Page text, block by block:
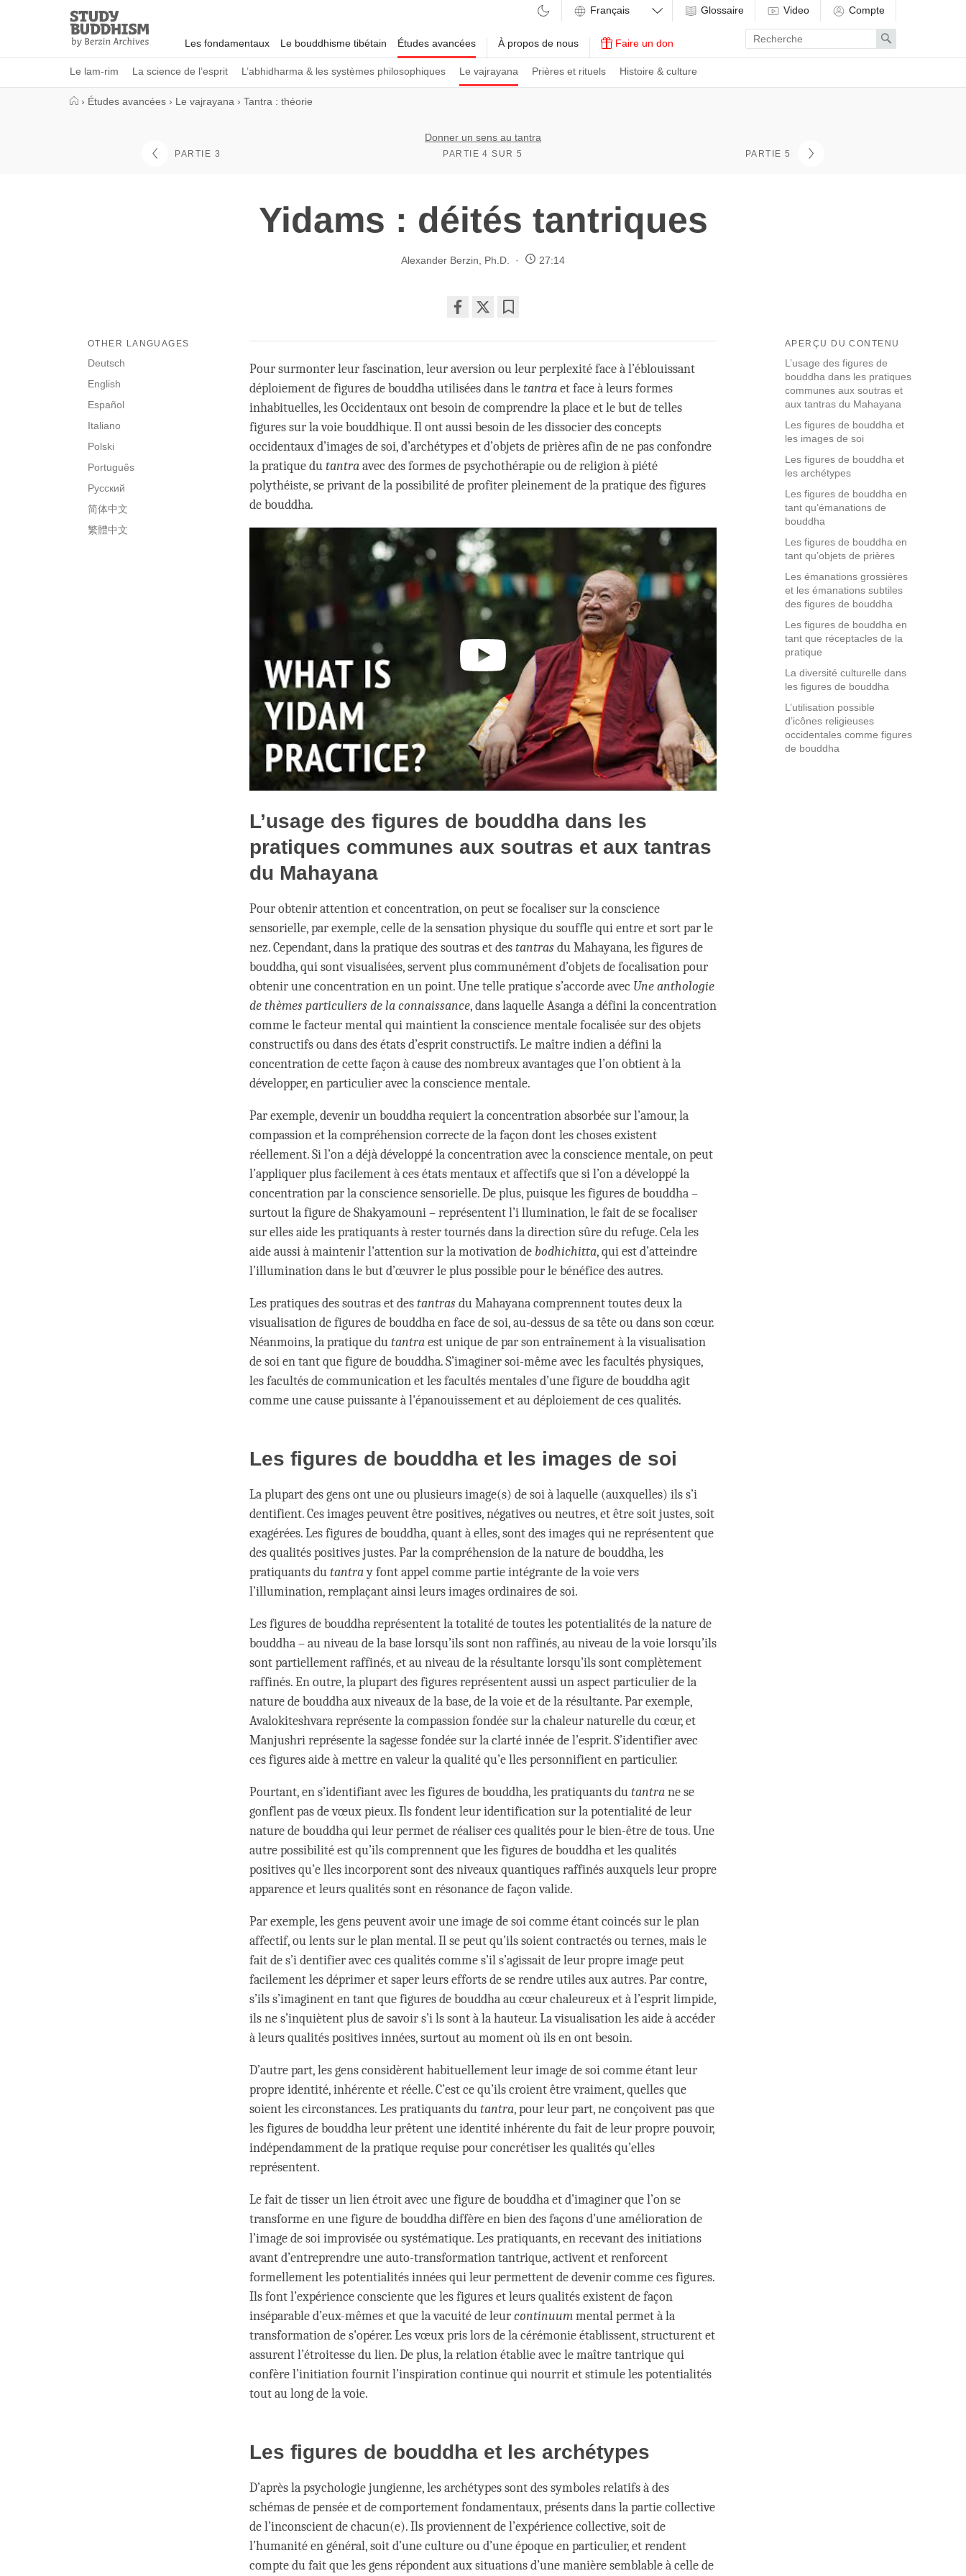
Study
Buddhism
Home
Les fondamentaux Le bouddhisme tibétain Études avancées
Le lam-rim La science de l’esprit L’abhidharma & les systèmes philosophiques Le vajrayana Prières et rituels Histoire & culture
À propos de nous Faire un don
Glossaire Video Compte
Enter
search
term
Search
› Études avancées › Le vajrayana › Tantra : théorie
PARTIE 3
Donner un sens au tantra
PARTIE 4 SUR 5 PARTIE 5
Yidams : déités tantriques
Alexander Berzin, Ph.D. 27:14
on
facebook
APERÇU DU CONTENU
L’usage des figures de
bouddha dans les pratiques
communes aux soutras et
aux tantras du Mahayana
Les figures de bouddha et
les images de soi
Les figures de bouddha et
les archétypes
Les figures de bouddha en
tant qu’émanations de
bouddha
Les figures de bouddha en
tant qu’objets de prières
Les émanations grossières
et les émanations subtiles
des figures de bouddha
Les figures de bouddha en
tant que réceptacles de la
pratique
La diversité culturelle dans
les figures de bouddha
L’utilisation possible
d’icônes religieuses
occidentales comme figures
de bouddha
OTHER LANGUAGES
Deutsch
English
Español
Italiano
Polski
Português
Русский
简体中文
繁體中文
Pour surmonter leur fascination, leur aversion ou leur perplexité face à l’éblouissant
déploiement de figures de bouddha utilisées dans letantraet face à leurs formes
inhabituelles, les Occidentaux ont besoin de comprendre la place et le but de telles
figures sur la voie bouddhique. Il ont aussi besoin de les dissocier des concepts
occidentaux d’images de soi, d’archétypes et d’objets de prières afin de ne pas confondre
la pratique dutantraavec des formes de psychothérapie ou de religion à piété
polythéiste, se privant de la possibilité de profiter pleinement de la pratique des figures
de bouddha.
L’usage des figures de bouddha dans les
pratiques communes aux soutras et aux tantras
du Mahayana
Pour obtenir attention et concentration, on peut se focaliser sur la conscience
sensorielle, par exemple, celle de la sensation physique du souffle qui entre et sort par le
nez. Cependant, dans la pratique des soutras et destantrasdu Mahayana, les figures de
bouddha, qui sont visualisées, servent plus communément d’objets de focalisation pour
obtenir une concentration en un point. Une telle pratique s’accorde avec Une anthologie
de thèmes particuliers de la connaissance, dans laquelle Asanga a défini la concentration
comme le facteur mental qui maintient la conscience mentale focalisée sur des objets
constructifs ou dans des états d’esprit constructifs. Le maître indien a défini la
concentration de cette façon à cause des nombreux avantages que l’on obtient à la
développer, en particulier avec la conscience mentale.
Par exemple, devenir un bouddha requiert la concentration absorbée sur l’amour, la
compassion et la compréhension correcte de la façon dont les choses existent
réellement. Si l’on a déjà développé la concentration avec la conscience mentale, on peut
l’appliquer plus facilement à ces états mentaux et affectifs que si l’on a développé la
concentration par la conscience sensorielle. De plus, puisque les figures de bouddha –
surtout la figure de Shakyamouni – représentent l’i llumination, le fait de se focaliser
sur elles aide les pratiquants à rester tournés dans la direction sûre du refuge. Cela les
aide aussi à maintenir l'attention sur la motivation de bodhichitta, qui est d’atteindre
l’illumination dans le but d’œuvrer le plus possible pour le bénéfice des autres.
Les pratiques des soutras et destantrasdu Mahayana comprennent toutes deux la
visualisation de figures de bouddha en face de soi, au-dessus de sa tête ou dans son cœur.
Néanmoins, la pratique dutantraest unique de par son entraînement à la visualisation
de soi en tant que figure de bouddha. S’imaginer soi-même avec les facultés physiques,
les facultés de communication et les facultés mentales d’une figure de bouddha agit
comme une cause puissante à l'épanouissement et au déploiement de ces qualités.
Les figures de bouddha et les images de soi
La plupart des gens ont une ou plusieurs image(s) de soi à laquelle (auxquelles) ils s’i
dentifient. Ces images peuvent être positives, négatives ou neutres, et être soit justes, soit
exagérées. Les figures de bouddha, quant à elles, sont des images qui ne représentent que
des qualités positives justes. Par la compréhension de la nature de bouddha, les
pratiquants dutantray font appel comme partie intégrante de la voie vers
l’illumination, remplaçant ainsi leurs images ordinaires de soi.
Les figures de bouddha représentent la totalité de toutes les potentialités de la nature de
bouddha – au niveau de la base lorsqu’ils sont non raffinés, au niveau de la voie lorsqu’ils
sont partiellement raffinés, et au niveau de la résultante lorsqu’ils sont complètement
raffinés. En outre, la plupart des figures représentent aussi un aspect particulier de la
nature de bouddha aux niveaux de la base, de la voie et de la résultante. Par exemple,
Avalokiteshvara représente la compassion fondée sur la chaleur naturelle du cœur, et
Manjushri représente la sagesse fondée sur la clarté innée de l’esprit. S’identifier avec
ces figures aide à mettre en valeur la qualité qu’e lles personnifient en particulier.
Pourtant, en s’identifiant avec les figures de bouddha, les pratiquants dutantrane se
gonflent pas de vœux pieux. Ils fondent leur identification sur la potentialité de leur
nature de bouddha qui leur permet de réaliser ces qualités pour le bien-être de tous. Une
autre possibilité est qu’ils comprennent que les figures de bouddha et les qualités
positives qu’e lles incorporent sont des niveaux quantiques raffinés auxquels leur propre
apparence et leurs qualités sont en résonance de façon valide.
Par exemple, les gens peuvent avoir une image de soi comme étant coincés sur le plan
affectif, ou lents sur le plan mental. Il se peut qu’ils soient contractés ou ternes, mais le
fait de s’i dentifier avec ces qualités comme s’il s’agissait de leur propre image peut
facilement les déprimer et saper leurs efforts de se rendre utiles aux autres. Par contre,
s’ils s’imaginent en tant que figures de bouddha au cœur chaleureux et à l’esprit limpide,
ils ne s’inquiètent plus de savoir s’i ls sont à la hauteur. La visualisation les aide à accéder
à leurs qualités positives innées, surtout au moment où ils en ont besoin.
D’autre part, les gens considèrent habituellement leur image de soi comme étant leur
propre identité, inhérente et réelle. C’est ce qu’ils croient être vraiment, quelles que
soient les circonstances. Les pratiquants dutantra, pour leur part, ne conçoivent pas que
les figures de bouddha leur prêtent une identité inhérente du fait de leur propre pouvoir,
indépendamment de la pratique requise pour concrétiser les qualités qu’elles
représentent.
Le fait de tisser un lien étroit avec une figure de bouddha et d’imaginer que l’on se
transforme en une figure de bouddha diffère en bien des façons d’une amélioration de
l’image de soi improvisée ou systématique. Les pratiquants, en recevant des initiations
avant d’entreprendre une auto-transformation tantrique, activent et renforcent
formellement les potentialités innées qui leur permettent de devenir comme ces figures.
Ils font l’expérience consciente que les figures et leurs qualités existent de façon
inséparable d’eux-mêmes et que la vacuité de leurcontinuummental permet à la
transformation de s'opérer. Les vœux pris lors de la cérémonie établissent, structurent et
assurent l’étroitesse du lien. De plus, la relation établie avec le maître tantrique qui
confère l’initiation fournit l’inspiration continue qui nourrit et stimule les potentialités
tout au long de la voie.
Les figures de bouddha et les archétypes
D’après la psychologie jungienne, les archétypes sont des symboles relatifs à des
schémas de pensée et de comportement fondamentaux, présents dans la partie collective
de l’inconscient de chacun(e). Ils proviennent de l’expérience collective, soit de
l’humanité en général, soit d’une culture ou d’une époque en particulier, et rendent
compte du fait que les gens répondent aux situations d’une manière semblable à celle de